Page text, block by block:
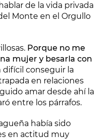
de la vida privada
Monte en el Orgullo
Porque no me
mujer y besarla con
difícil conseguir la
en relaciones
amar desde ahí la
entre los párrafos.
había sido
en actitud muy